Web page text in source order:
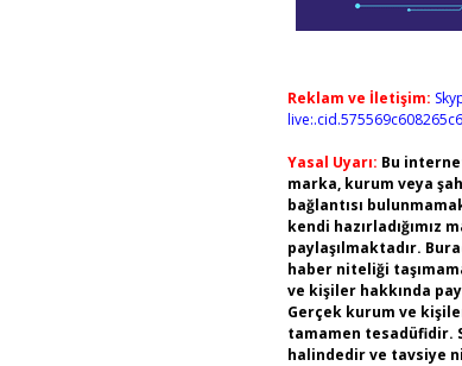
Reklam ve İletişim:
Yasal Uyarı: Bu
marka, kurum veya
bağlantısı
kendi hazırladığımız
paylaşılmaktadır.
haber niteliği
ve kişiler hakkında
Gerçek kurum ve
tamamen tesadüfidir.
halindedir ve tavsiye